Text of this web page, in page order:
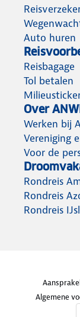
Auto huren
Reisbagage
Tol betalen
Over
Werken bij
Vereniging
Voor de
Rondreis
Rondreis
Rondreis
Algemene